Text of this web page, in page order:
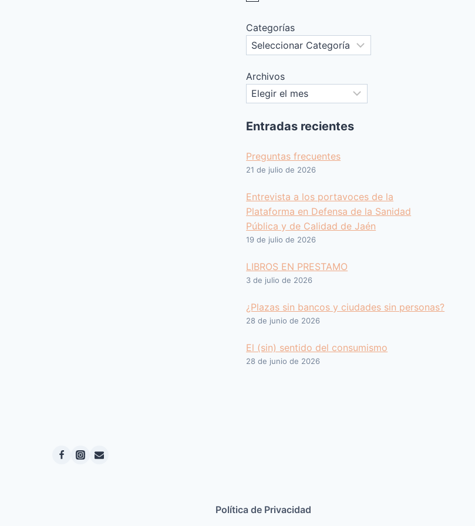
Categorías
Archivos
Entradas recientes
Preguntas frecuentes
21 de julio de 2026
Entrevista a los portavoces de la
Plataforma en Defensa de la Sanidad
Pública y de Calidad de Jaén
19 de julio de 2026
LIBROS EN PRESTAMO
3 de julio de 2026
¿Plazas sin bancos y ciudades sin personas?
28 de junio de 2026
El (sin) sentido del consumismo
28 de junio de 2026
Política de Privacidad